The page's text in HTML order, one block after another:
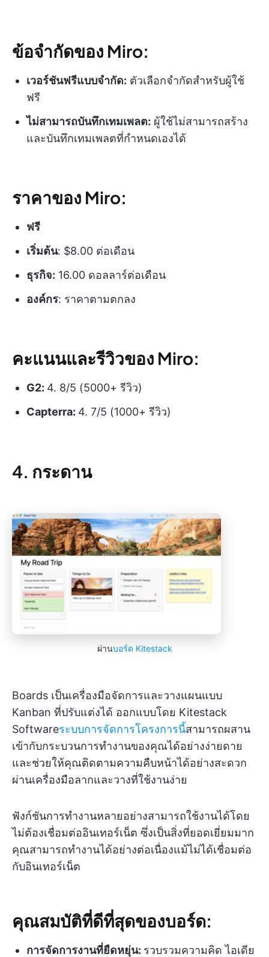
ข้อจำกัดของ Miro:
เวอร์ชันฟรีแบบจำกัด: ตัวเลือกจำกัดสำหรับผู้ใช้
ฟรี
ไม่สามารถบันทึกเทมเพลต: ผู้ใช้ไม่สามารถสร้าง
และบันทึกเทมเพลตที่กำหนดเองได้
ราคาของ Miro:
ฟรี
เริ่มต้น: $8.00 ต่อเดือน
ธุรกิจ: 16.00 ดอลลาร์ต่อเดือน
องค์กร: ราคาตามตกลง
คะแนนและรีวิวของ Miro:
G2: 4. 8/5 (5000+ รีวิว)
Capterra: 4. 7/5 (1000+ รีวิว)
4. กระดาน
ผ่านบอร์ด Kitestack
Boards เป็นเครื่องมือจัดการและวางแผนแบบ
Kanban ที่ปรับแต่งได้ ออกแบบโดย Kitestack
Softwareระบบการจัดการโครงการนี้สามารถผสาน
เข้ากับกระบวนการทำงานของคุณได้อย่างง่ายดาย
และช่วยให้คุณติดตามความคืบหน้าได้อย่างสะดวก
ผ่านเครื่องมือลากและวางที่ใช้งานง่าย
ฟังก์ชันการทำงานหลายอย่างสามารถใช้งานได้โดย
ไม่ต้องเชื่อมต่ออินเทอร์เน็ต ซึ่งเป็นสิ่งที่ยอดเยี่ยมมาก
คุณสามารถทำงานได้อย่างต่อเนื่องแม้ไม่ได้เชื่อมต่อ
กับอินเทอร์เน็ต
คุณสมบัติที่ดีที่สุดของบอร์ด:
การจัดการงานที่ยืดหยุ่น: รวบรวมความคิด ไอเดีย